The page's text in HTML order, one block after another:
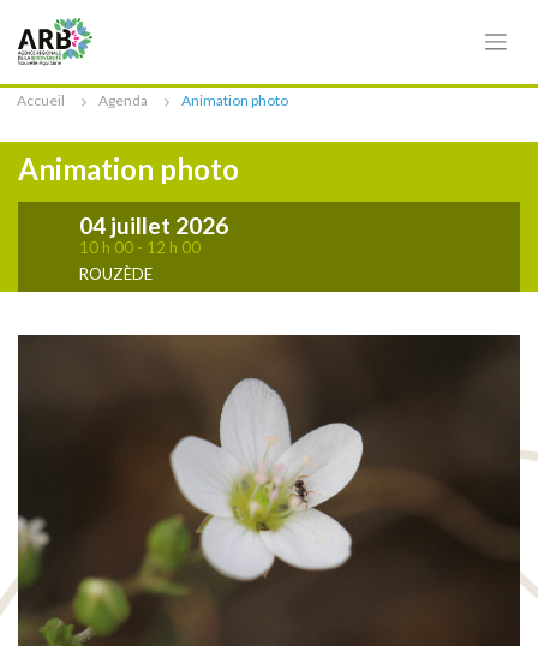
Accueil Agenda Animation photo
Animation photo
04 juillet 2026
10 h 00 - 12 h 00
ROUZÈDE